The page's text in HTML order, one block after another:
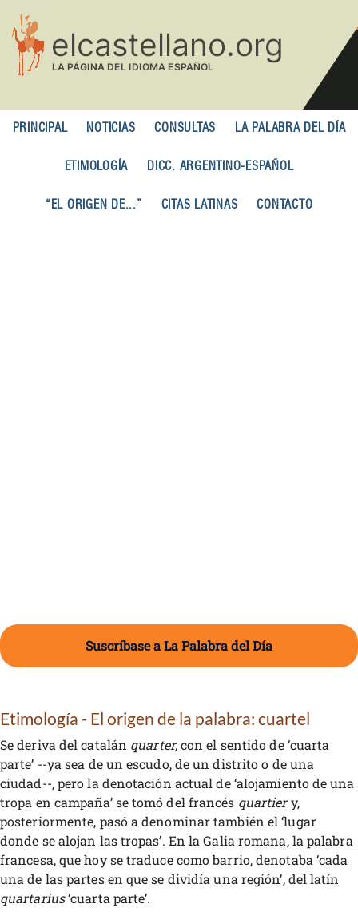
contenido
principal
PRINCIPAL NOTICIAS CONSULTAS LA PALABRA DEL DÍA
ETIMOLOGÍA DICC. ARGENTINO-ESPAÑOL
“EL ORIGEN DE...” CITAS LATINAS CONTACTO
Suscríbase a La Palabra del Día
Etimología - El origen de la palabra: cuartel
Se deriva del catalán quarter,con el sentido de ‘cuarta
parte’ --ya sea de un escudo, de un distrito o de una
ciudad--, pero la denotación actual de ‘alojamiento de una
tropa en campaña’ se tomó del francés quartiery,
posteriormente, pasó a denominar también el ‘lugar
donde se alojan las tropas’. En la Galia romana, la palabra
francesa, que hoy se traduce como barrio, denotaba ‘cada
una de las partes en que se dividía una región’, del latín
quartarius‘cuarta parte’.